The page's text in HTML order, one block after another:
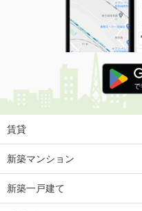
賃貸
新築マンション
新築一戸建て